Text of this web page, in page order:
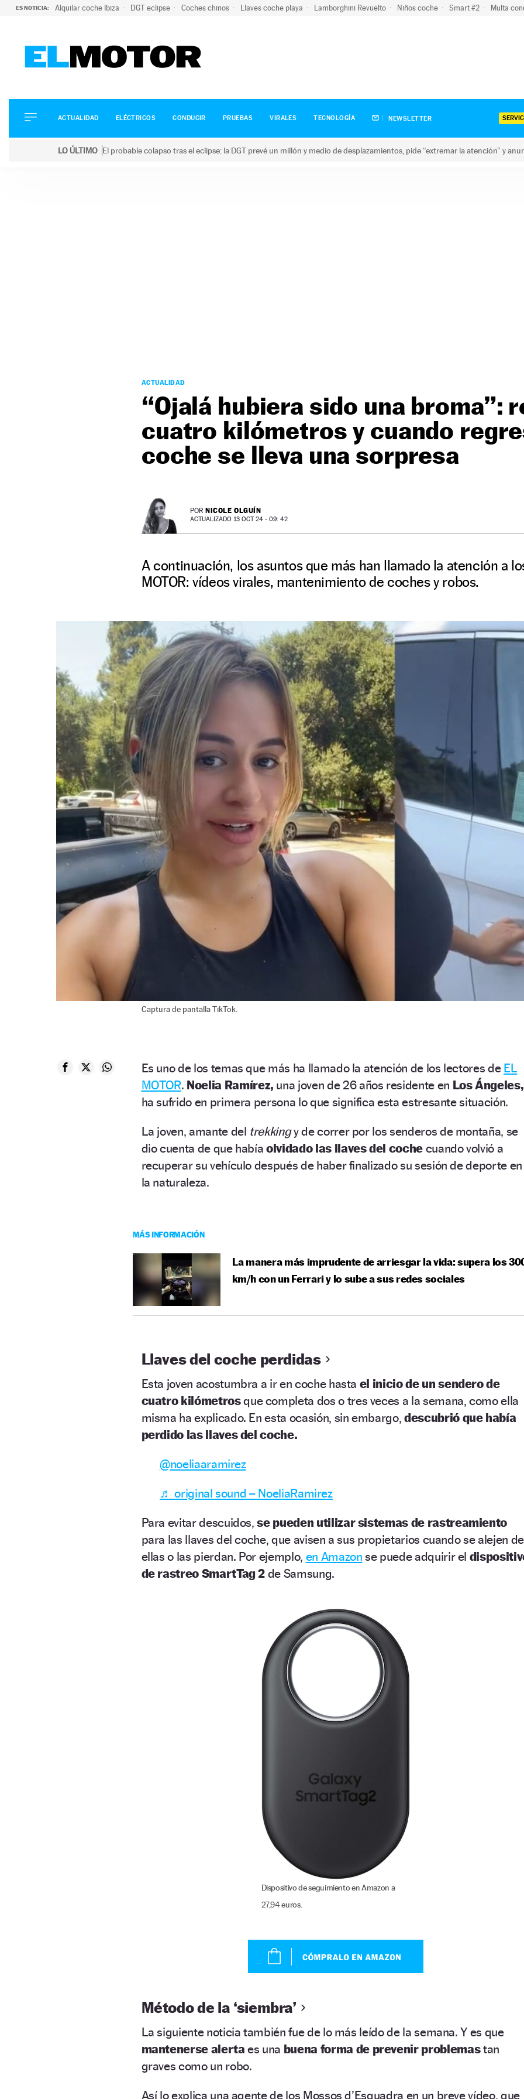
ES NOTICIA: Alquilar coche Ibiza DGT eclipse Coches chinos Llaves coche playa Lamborghini Revuelto Niños coche Smart #2 Multa
ELÉCTRICOS
CONDUCIR
ACTUALIDAD ELÉCTRICOS CONDUCIR PRUEBAS VIRALES TECNOLOGÍA NEWSLETTER
LO ÚLTIMO El probable colapso tras el eclipse: la DGT prevé un millón y medio de desplazamientos, pide “extremar la atención” y
ACTUALIDAD
“Ojalá hubiera sido una broma”:
cuatro kilómetros y cuando
coche se lleva una sorpresa
POR NICOLE OLGUÍN
ACTUALIZADO 13 OCT 24 - 09: 42
A continuación, los asuntos que más han llamado la atención a
MOTOR: vídeos virales, mantenimiento de coches y robos.
Captura de pantalla TikTok.
Es uno de los temas que más ha llamado la atención de los lectores de EL
MOTOR. Noelia Ramírez, una joven de 26 años residente en Los Ángeles,
ha sufrido en primera persona lo que significa esta estresante situación.
La joven, amante del trekkingy de correr por los senderos de montaña, se
dio cuenta de que habíaolvidado las llaves del cochecuando volvió a
recuperar su vehículo después de haber finalizado su sesión de deporte en
la naturaleza.
MÁS INFORMACIÓN
La manera más imprudente de arriesgar la vida: supera los
km/h con un Ferrari y lo sube a sus redes sociales
Llaves del coche perdidas
Esta joven acostumbra a ir en coche hasta el inicio de un sendero de
cuatro kilómetrosque completa dos o tres veces a la semana, como ella
misma ha explicado. En esta ocasión, sin embargo, descubrió que había
perdido las llaves del coche.
@noeliaaramirez
♬ original sound – NoeliaRamirez
Para evitar descuidos,se pueden utilizar sistemas de rastreamiento
para las llaves del coche, que avisen a sus propietarios cuando se alejen de
ellas o las pierdan. Por ejemplo, en Amazon se puede adquirir el
de rastreo SmartTag 2 de Samsung.
Dispositivo de seguimiento en Amazon a
27,94 euros.
Método de la ‘siembra’
La siguiente noticia también fue de lo más leído de la semana. Y es que
mantenerse alerta es una buena forma de prevenir problemastan
graves como un robo.
Así lo explica una agente de los Mossos d’Esquadra en un breve vídeo, que